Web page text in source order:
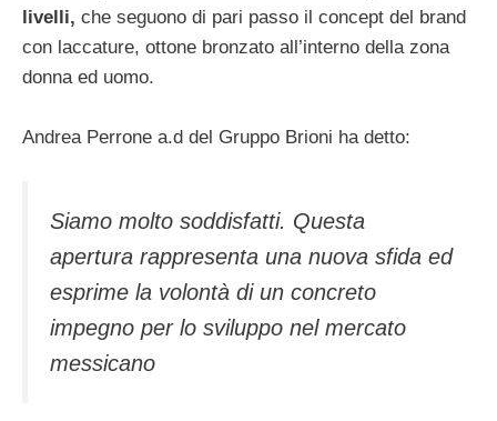
livelli, che seguono di pari passo il concept del brand
con laccature, ottone bronzato all’interno della zona
donna ed uomo.
Andrea Perrone a.d del Gruppo Brioni ha detto:
Siamo molto soddisfatti. Questa
apertura rappresenta una nuova sfida ed
esprime la volontà di un concreto
impegno per lo sviluppo nel mercato
messicano